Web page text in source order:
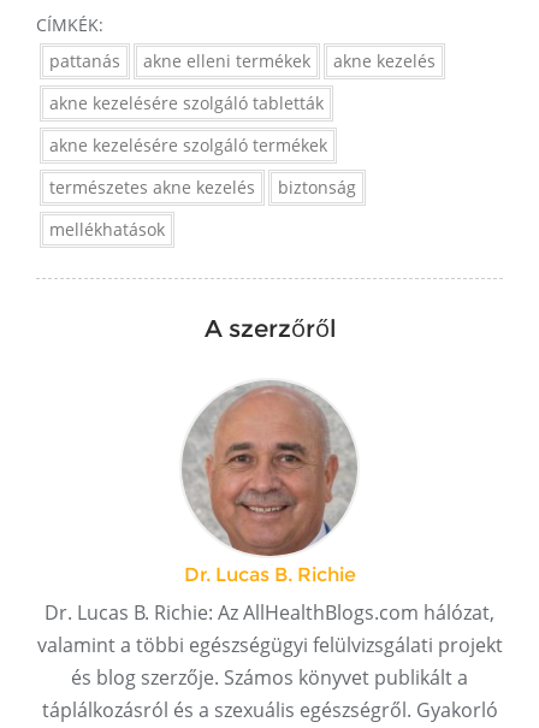
CÍMKÉK:
pattanás
akne elleni termékek
akne kezelés
akne kezelésére szolgáló tabletták
akne kezelésére szolgáló termékek
természetes akne kezelés
biztonság
mellékhatások
A szerzőről
Dr. Lucas B. Richie
Dr. Lucas B. Richie: Az AllHealthBlogs.com hálózat,
valamint a többi egészségügyi felülvizsgálati projekt
és blog szerzője. Számos könyvet publikált a
táplálkozásról és a szexuális egészségről. Gyakorló